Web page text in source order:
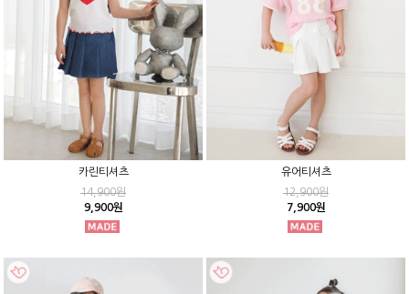
카린티셔츠
14,900원
9,900원
유어티셔츠
12,900원
7,900원